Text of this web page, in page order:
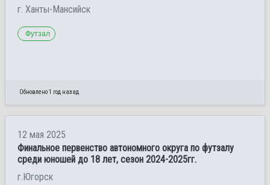
г. Ханты-Мансийск
Футзал
Обновлено 1 год назад
12 мая 2025
Финальное первенство автономного округа по футзалу
среди юношей до 18 лет, сезон 2024-2025гг.
г.Югорск